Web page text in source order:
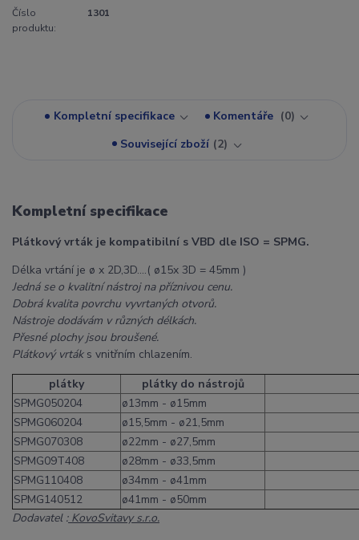
Číslo
produktu:
1301
Kompletní specifikace Komentáře
0
Související zboží 2
Kompletní specifikace
Plátkový vrták je kompatibilní s VBD dle ISO = SPMG.
Délka vrtání je ø x 2D,3D....( ø15x 3D = 45mm )
Jedná se o kvalitní nástroj na příznivou cenu.
Dobrá kvalita povrchu vyvrtaných otvorů.
Nástroje dodávám v různých délkách.
Přesné plochy jsou broušené.
Plátkový vrtáks vnitřním chlazením.
plátky
plátky do nástrojů
SPMG050204
ø13mm - ø15mm
SPMG060204
ø15,5mm - ø21,5mm
SPMG070308
ø22mm - ø27,5mm
SPMG09T408
ø28mm - ø33,5mm
SPMG110408
ø34mm - ø41mm
SPMG140512
ø41mm - ø50mm
Dodavatel :KovoSvitavy s.r.o.